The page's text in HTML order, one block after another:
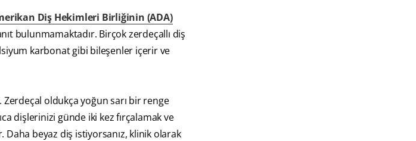
Diş Hekimleri Birliğinin (ADA)
bulunmamaktadır. Birçok zerdeçallı diş
karbonat gibi bileşenler içerir ve
oldukça yoğun sarı bir renge
dişlerinizi günde iki kez fırçalamak ve
Daha beyaz diş istiyorsanız, klinik olarak